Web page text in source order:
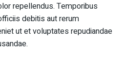
repellendus. Temporibus
debitis aut rerum
ut et voluptates repudiandae